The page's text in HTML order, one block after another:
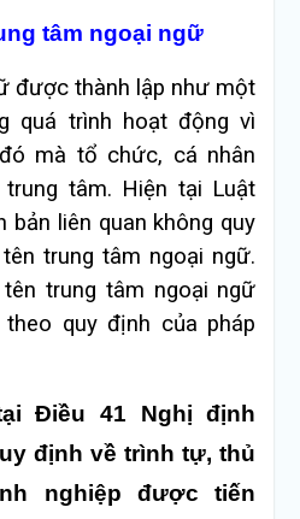
tâm ngoại ngữ
được thành lập như một
quá trình hoạt động vì
mà tổ chức, cá nhân
tâm. Hiện tại Luật
bản liên quan không quy
trung tâm ngoại ngữ.
trung tâm ngoại ngữ
quy định của pháp
Điều 41 Nghị định
định về trình tự, thủ
nghiệp được tiến